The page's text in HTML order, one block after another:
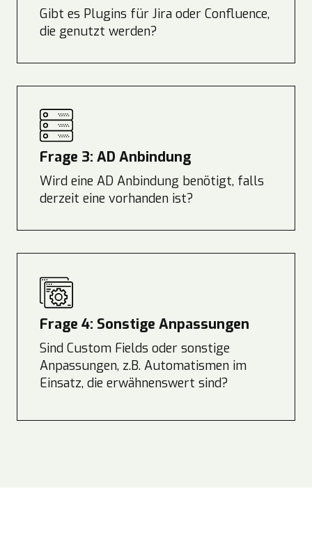
Gibt es Plugins für Jira oder Confluence,
die genutzt werden?
Frage 3: AD Anbindung
Wird eine AD Anbindung benötigt, falls
derzeit eine vorhanden ist?
Frage 4: Sonstige Anpassungen
Sind Custom Fields oder sonstige
Anpassungen, z.B. Automatismen im
Einsatz, die erwähnenswert sind?